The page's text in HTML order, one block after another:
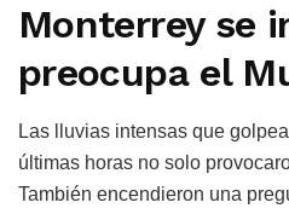
Monterrey se
preocupa el
Las lluvias intensas que
últimas horas no solo
También encendieron una